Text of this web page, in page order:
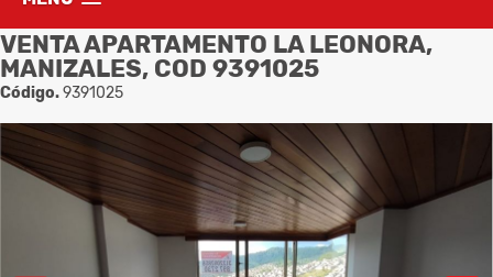
VENTA APARTAMENTO LA LEONORA,
MANIZALES, COD 9391025
Código.9391025